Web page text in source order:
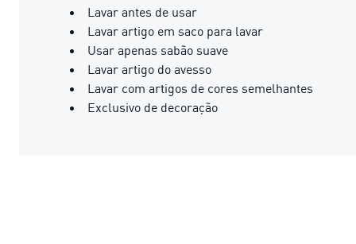
Lavar antes de usar
Lavar artigo em saco para lavar
Usar apenas sabão suave
Lavar artigo do avesso
Lavar com artigos de cores semelhantes
Exclusivo de decoração